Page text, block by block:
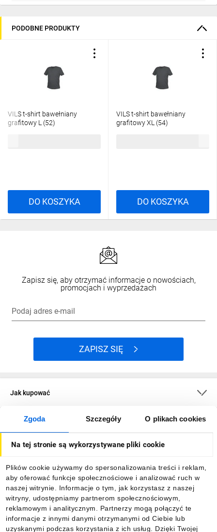
Zgoda Szczegóły O plikach cookies
Na tej stronie są wykorzystywane pliki cookie
Plików cookie używamy do spersonalizowania treści i reklam,
aby oferować funkcje społecznościowe i analizować ruch w
naszej witrynie. Informacje o tym, jak korzystasz z naszej
witryny, udostępniamy partnerom społecznościowym,
reklamowym i analitycznym. Partnerzy mogą połączyć te
informacje z innymi danymi otrzymanymi od Ciebie lub
uzyskanymi podczas korzystania z ich usług. Dzięki Twojej
PODOBNE PRODUKTY
VILS t-shirt bawełniany
grafitowy L (52)
DO KOSZYKA
VILS t-shirt bawełniany
grafitowy XL (54)
DO KOSZYKA
Zapisz się, aby otrzymać informacje o nowościach,
promocjach i wyprzedażach
Podaj adres e-mail
ZAPISZ SIĘ
Jak kupować
O firmie
Informacje
Pobierz naszą aplikację mobilną: